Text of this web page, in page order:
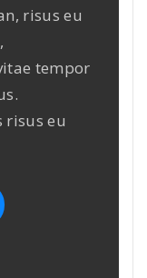
risus eu
tempor
eu